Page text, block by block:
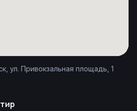
ул. Привокзальная площадь, 1